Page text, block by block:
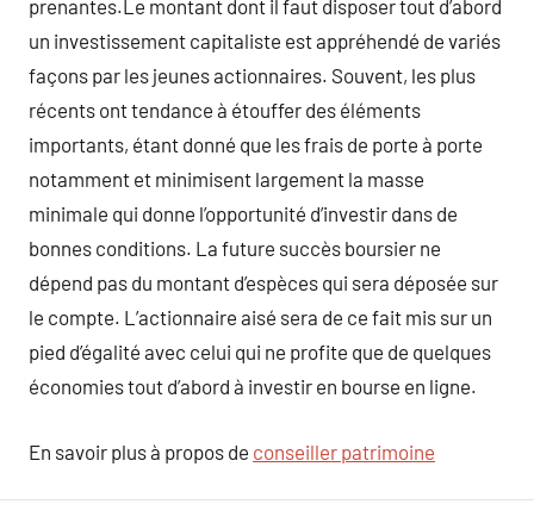
prenantes.Le montant dont il faut disposer tout d’abord
un investissement capitaliste est appréhendé de variés
façons par les jeunes actionnaires. Souvent, les plus
récents ont tendance à étouffer des éléments
importants, étant donné que les frais de porte à porte
notamment et minimisent largement la masse
minimale qui donne l’opportunité d’investir dans de
bonnes conditions. La future succès boursier ne
dépend pas du montant d’espèces qui sera déposée sur
le compte. L’actionnaire aisé sera de ce fait mis sur un
pied d’égalité avec celui qui ne profite que de quelques
économies tout d’abord à investir en bourse en ligne.
En savoir plus à propos de conseiller patrimoine